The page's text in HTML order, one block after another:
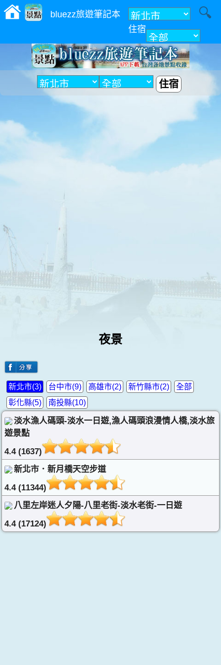
bluezz旅遊筆記本
住宿
附近
住宿
夜景
全部
新北市(3) 台中市(9) 高雄市(2)
新竹縣市(2)
彰化縣(5)
南投縣(10)
淡水漁人碼頭-淡水一日遊,漁人碼頭浪漫情人橋,淡水旅
遊景點
4.4 (1637)
新北市．新月橋天空步道
4.4 (11344)
八里左岸迷人夕陽-八里老街-淡水老街-一日遊
4.4 (17124)